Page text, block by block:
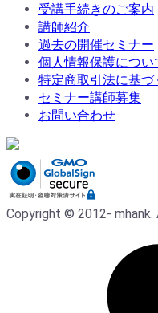
受講手続きのご案内
講師紹介
過去の開催セミナー
個人情報保護につい
特定商取引法に基づ
セミナー講師募集
お問い合わせ
Copyright © 2012- mhank.